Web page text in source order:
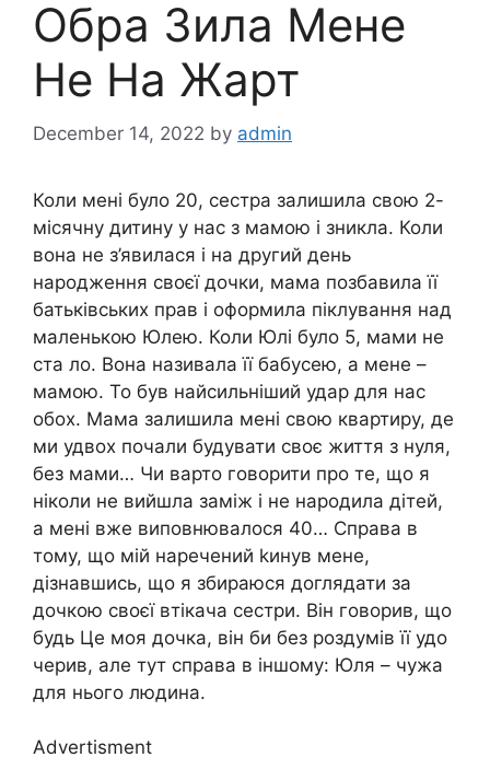
Обра Зила Мене
Не На Жарт
December 14, 2022 by admin
Коли мені було 20, сестра залишила свою 2-
місячну дитину у нас з мамою і зникла. Коли
вона не з’явилася і на другий день
народження своєї дочки, мама позбавила її
батьківських прав і оформила піклування над
маленькою Юлею. Коли Юлі було 5, мами не
ста ло. Вона називала її бабусею, а мене –
мамою. То був найсильніший удар для нас
обох. Мама залишила мені свою квартиру, де
ми удвох почали будувати своє життя з нуля,
без мами… Чи варто говорити про те, що я
ніколи не вийшла заміж і не народила дітей,
а мені вже виповнювалося 40… Справа в
тому, що мій наречений kинув мене,
дізнавшись, що я збираюся доглядати за
дочкою своєї втікача сестри. Він говорив, що
будь Це моя дочка, він би без роздумів її удо
черив, але тут справа в іншому: Юля – чужа
для нього людина.
Advertisment